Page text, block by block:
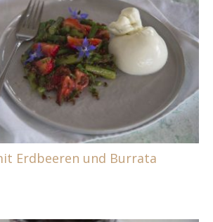
Erdbeeren und Burrata